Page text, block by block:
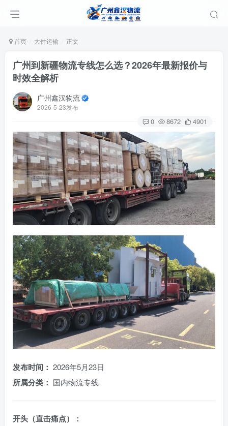
首页 大件运输 正文
广州到新疆物流专线怎么选？2026年最新报价与
时效全解析
广州鑫汉物流
2026-5-23发布
0 8672 4901
发布时间： 2026年5月23日
所属分类： 国内物流专线
开头（直击痛点）：